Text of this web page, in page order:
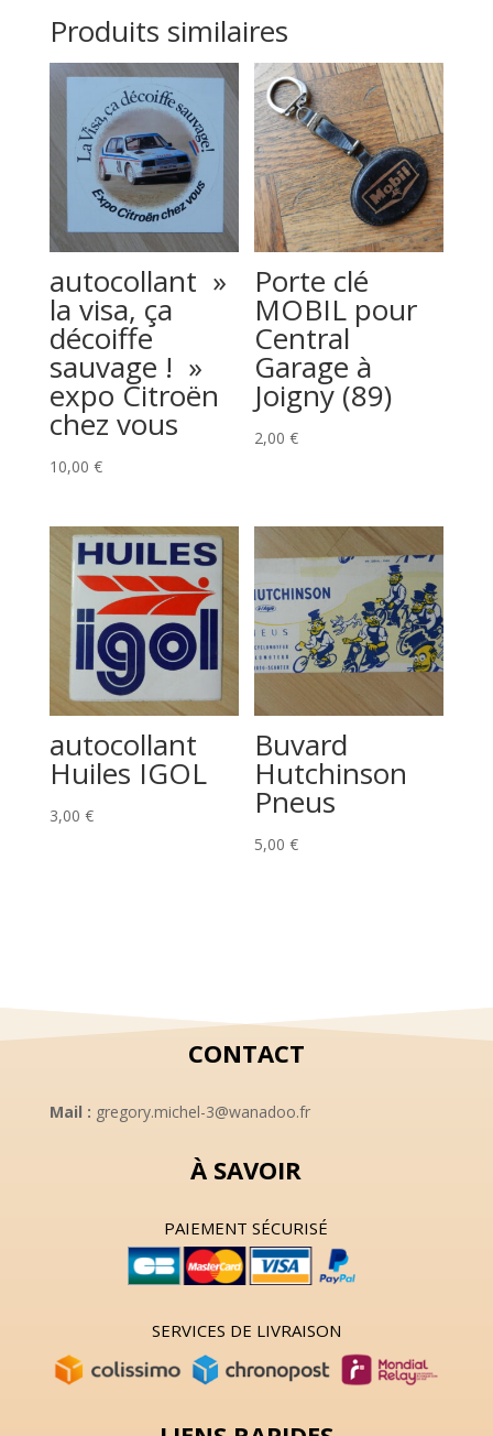
Produits similaires
autocollant »
la visa, ça
décoiffe
sauvage ! »
expo Citroën
chez vous
10,00 €
Porte clé
MOBIL pour
Central
Garage à
Joigny (89)
2,00€
autocollant
Huiles IGOL
3,00 €
Buvard
Hutchinson
Pneus
5,00€
CONTACT
Mail : gregory.michel-3@wanadoo.fr
À SAVOIR
PAIEMENT SÉCURISÉ
SERVICES DE LIVRAISON